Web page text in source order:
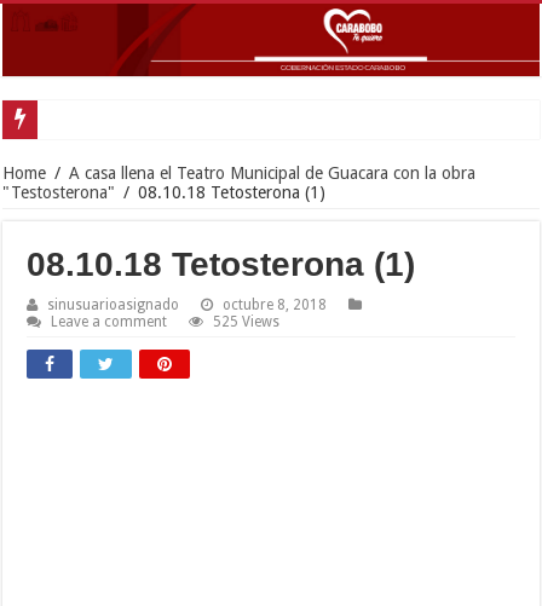
Home / A casa llena el Teatro Municipal de Guacara con la obra
"Testosterona" / 08.10.18 Tetosterona (1)
08.10.18 Tetosterona (1)
sinusuarioasignado
octubre 8, 2018
Leave a comment
525 Views